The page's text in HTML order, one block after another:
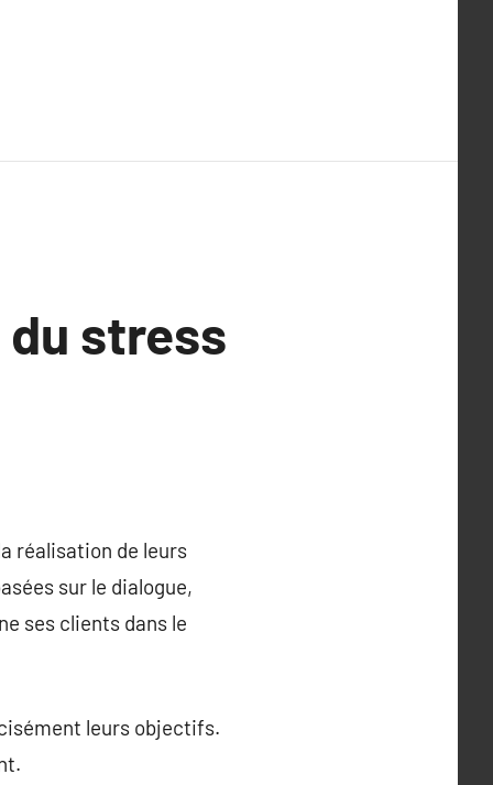
stress
réalisation de leurs
sur le dialogue,
ses clients dans le
leurs objectifs.